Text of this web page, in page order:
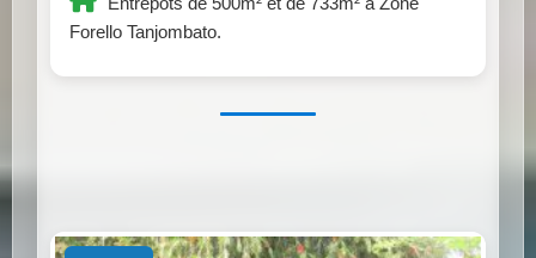
Forello Tanjombato.